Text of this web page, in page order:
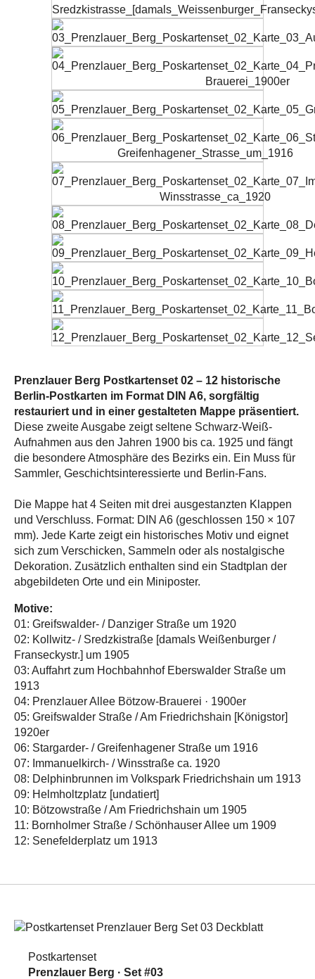
Prenzlauer Berg Postkartenset 02 – 12 historische
Berlin-Postkarten im Format DIN A6, sorgfältig
restauriert und in einer gestalteten Mappe präsentiert.
Diese zweite Ausgabe zeigt seltene Schwarz-Weiß-
Aufnahmen aus den Jahren 1900 bis ca. 1925 und fängt
die besondere Atmosphäre des Bezirks ein. Ein Muss für
Sammler, Geschichtsinteressierte und Berlin-Fans.
Die Mappe hat 4 Seiten mit drei ausgestanzten Klappen
und Verschluss. Format: DIN A6 (geschlossen 150 × 107
mm). Jede Karte zeigt ein historisches Motiv und eignet
sich zum Verschicken, Sammeln oder als nostalgische
Dekoration. Zusätzlich enthalten sind ein Stadtplan der
abgebildeten Orte und ein Miniposter.
Motive:
01: Greifswalder- / Danziger Straße um 1920
02: Kollwitz- / Sredzkistraße [damals Weißenburger /
Franseckystr.] um 1905
03: Auffahrt zum Hochbahnhof Eberswalder Straße um
1913
04: Prenzlauer Allee Bötzow-Brauerei · 1900er
05: Greifswalder Straße / Am Friedrichshain [Königstor]
1920er
06: Stargarder- / Greifenhagener Straße um 1916
07: Immanuelkirch- / Winsstraße ca. 1920
08: Delphinbrunnen im Volkspark Friedrichshain um 1913
09: Helmholtzplatz [undatiert]
10: Bötzowstraße / Am Friedrichshain um 1905
11: Bornholmer Straße / Schönhauser Allee um 1909
12: Senefelderplatz um 1913
Postkartenset
Prenzlauer Berg · Set #03